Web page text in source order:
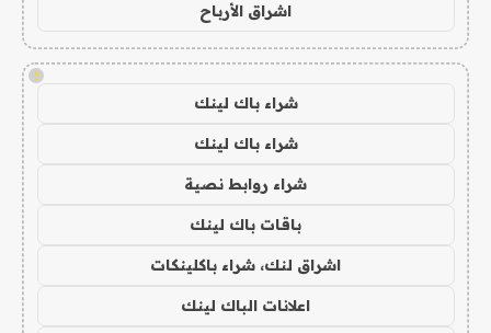
اشراق الأرباح
!
شراء باك لينك
شراء باك لينك
شراء روابط نصية
باقات باك لينك
اشراق لنك، شراء باكلينكات
اعلانات الباك لينك